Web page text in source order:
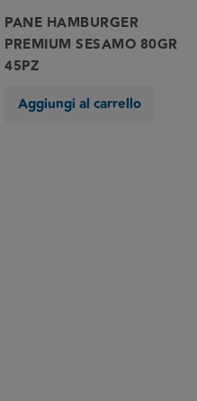
PANE HAMBURGER
PREMIUM SESAMO 80GR
45PZ
Aggiungi al carrello